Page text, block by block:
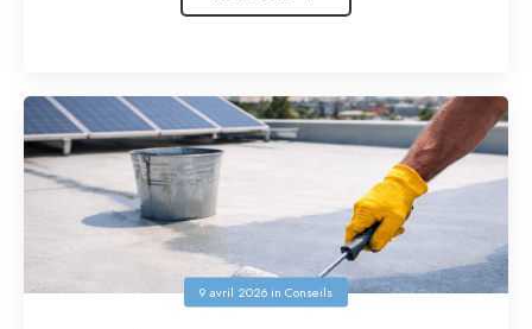
9 avril 2026 in Conseils